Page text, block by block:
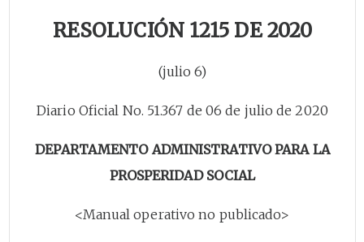
RESOLUCIÓN 1215 DE 2020
(julio 6)
Diario Oficial No. 51.367 de 06 de julio de 2020
DEPARTAMENTO ADMINISTRATIVO PARA LA
PROSPERIDAD SOCIAL
<Manual operativo no publicado>